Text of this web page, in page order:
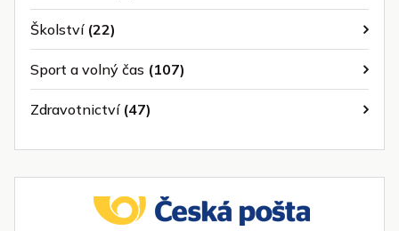
Školství(22)
Sport a volný čas (107)
Zdravotnictví(47)